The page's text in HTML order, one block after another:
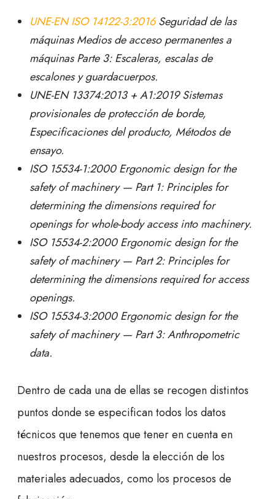
UNE-EN ISO 14122-3:2016Seguridad de las
máquinas Medios de acceso permanentes a
máquinas Parte 3: Escaleras, escalas de
escalones y guardacuerpos.
UNE-EN 13374:2013 + A1:2019 Sistemas
provisionales de protección de borde,
Especificaciones del producto, Métodos de
ensayo.
ISO 15534-1:2000Ergonomic design for the
safety of machinery — Part 1: Principles for
determining the dimensions required for
openings for whole-body access into machinery.
ISO 15534-2:2000 Ergonomic design for the
safety of machinery — Part 2: Principles for
determining the dimensions required for access
openings.
ISO 15534-3:2000 Ergonomic design for the
safety of machinery — Part 3: Anthropometric
data.
Dentro de cada una de ellas se recogen distintos
puntos donde se especifican todos los datos
técnicos que tenemos que tener en cuenta en
nuestros procesos, desde la elección de los
materiales adecuados, como los procesos de